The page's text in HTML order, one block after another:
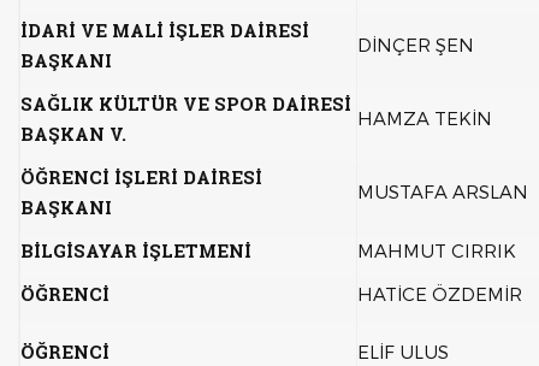
İDARİ VE MALİ İŞLER DAİRESİ
BAŞKANI
DİNÇER ŞEN
SAĞLIK KÜLTÜR VE SPOR DAİRESİ
BAŞKAN V.
HAMZA TEKİN
ÖĞRENCİ İŞLERİ DAİRESİ
BAŞKANI
MUSTAFA ARSLAN
BİLGİSAYAR İŞLETMENİ MAHMUT CIRRIK
ÖĞRENCİ HATİCE ÖZDEMİR
ÖĞRENCİ ELİF ULUS